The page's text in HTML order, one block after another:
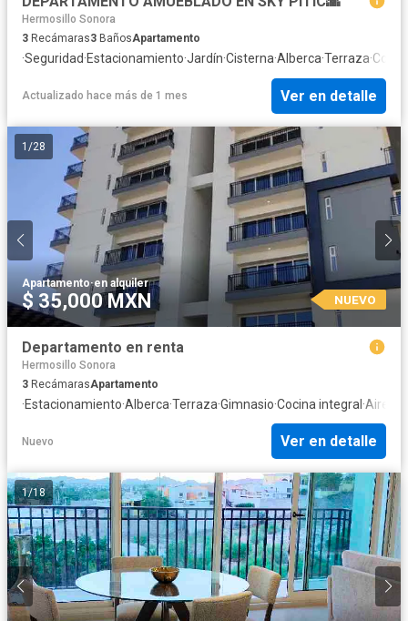
Hermosillo Sonora
3 Recámaras3 BañosApartamento
·Seguridad·Estacionamiento·Jardín·Cisterna·Alberca·Terraza·
Actualizado hace más de 1 mes Ver en detalle
1 /28
Apartamento·en alquiler
$ 35,000 MXN NUEVO
Departamento en renta
Hermosillo Sonora
3 RecámarasApartamento
·Estacionamiento·Alberca·Terraza·Gimnasio·Cocina integral ·Aire
Nuevo Ver en detalle
1/18